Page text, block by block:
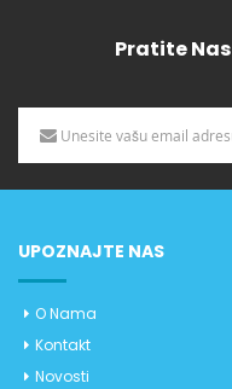
Pratite Nas
UPOZNAJTE NAS
O Nama
Kontakt
Novosti